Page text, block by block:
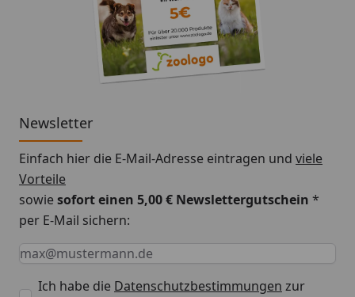
Newsletter
Einfach hier die E-Mail-Adresse eintragen und viele
Vorteile
sowiesofort einen 5,00 € Newslettergutschein *
per E-Mail sichern:
Keine Eingabe erforderlich
Eingabe erforderlich
E-Mail *
Ich habe die Datenschutzbestimmungen zur